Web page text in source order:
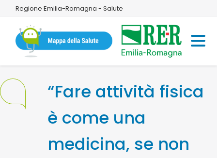
Regione Emilia-Romagna - Salute
“Fare attività fisica
è come una
medicina, se non